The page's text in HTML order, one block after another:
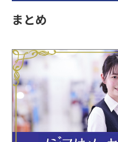
まとめ